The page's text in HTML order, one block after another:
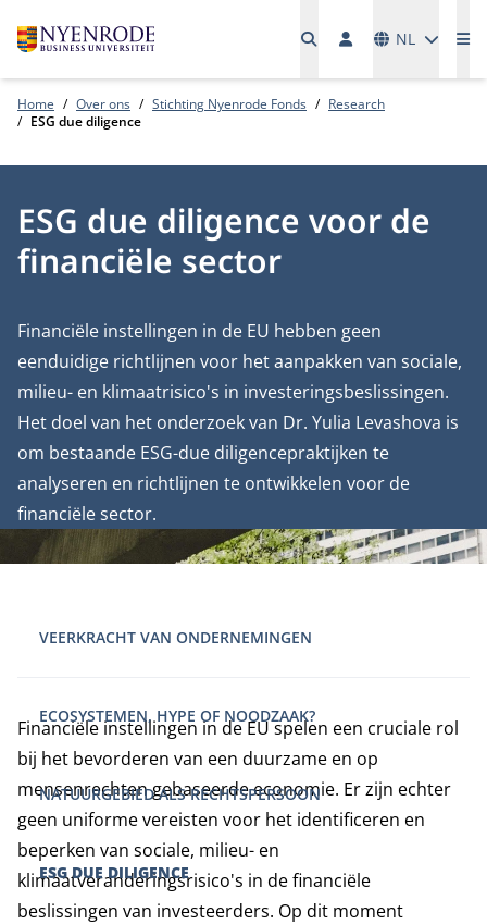
NL
Home Over ons Stichting Nyenrode Fonds
Research
ESG due diligence
ESG due diligence voor de
financiële sector
Financiële instellingen in de EU hebben geen
eenduidige richtlijnen voor het aanpakken van sociale,
milieu- en klimaatrisico's in investeringsbeslissingen.
Het doel van het onderzoek van Dr. Yulia Levashova is
om bestaande ESG-due diligencepraktijken te
analyseren en richtlijnen te ontwikkelen voor de
financiële sector.
VEERKRACHT VAN ONDERNEMINGEN
ECOSYSTEMEN, HYPE OF NOODZAAK?
NATUURGEBIED ALS RECHTSPERSOON
ESG DUE DILIGENCE
Financiële instellingen in de EU spelen een cruciale rol
bij het bevorderen van een duurzame en op
mensenrechten gebaseerde economie. Er zijn echter
geen uniforme vereisten voor het identificeren en
beperken van sociale, milieu- en
klimaatveranderingsrisico's in de financiële
beslissingen van investeerders. Op dit moment